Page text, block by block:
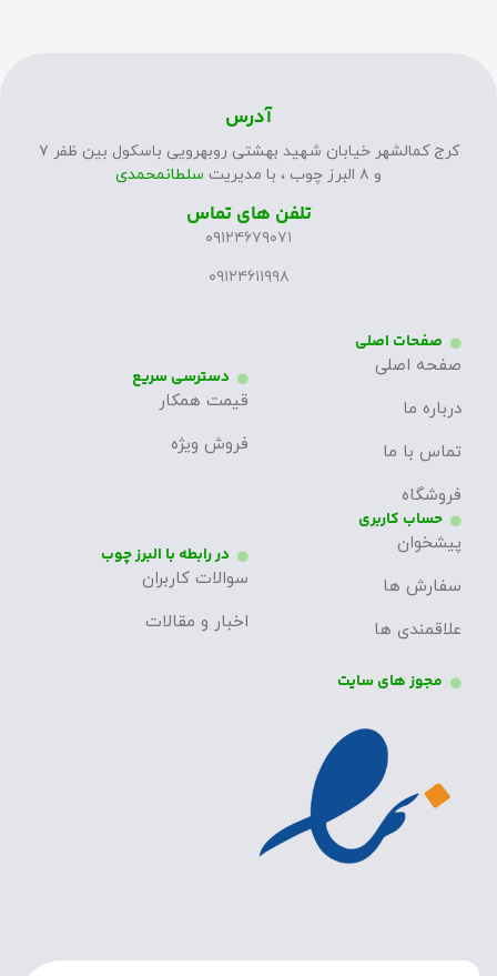
آدرس
کرج کمالشهر خیابان شهید بهشتی روبهرویی باسکول بین ظفر ۷
و ۸ البرز چوب ، با مدیریت
سلطانمحمدی
تلفن های تماس
۰۹۱۲۴۶۷۹۰۷۱
۰۹۱۲۴۶۱۱۹۹۸
صفحات اصلی
صفحه اصلی
درباره ما
تماس با ما
فروشگاه
دسترسی سریع
قیمت همکار
فروش ویژه
حساب کاربری
پیشخوان
سفارش ها
علاقمندی ها
در رابطه با البرز چوب
سوالات کاربران
اخبار و مقالات
مجوز های سایت